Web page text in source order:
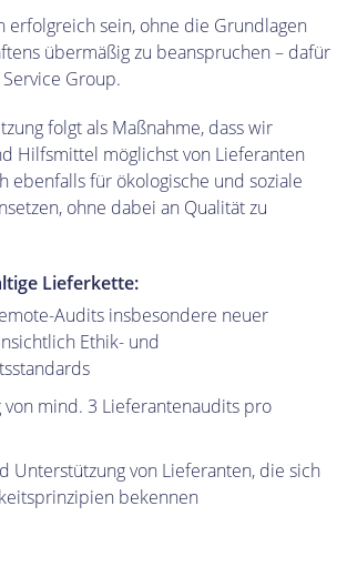
erfolgreich sein, ohne die Grundlagen
übermäßig zu beanspruchen – dafür
Group.
folgt als Maßnahme, dass wir
Hilfsmittel möglichst von Lieferanten
ebenfalls für ökologische und soziale
ohne dabei an Qualität zu
Lieferkette:
Audits insbesondere neuer
Ethik- und
mind. 3 Lieferantenaudits pro
Unterstützung von Lieferanten, die sich
bekennen